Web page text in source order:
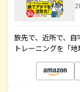
旅先で、近所で、
トレーニングを「